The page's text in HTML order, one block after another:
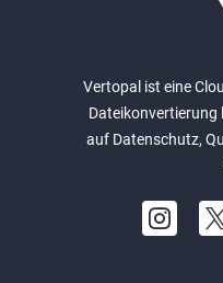
Vertopal ist eine
Dateikonvertierung
auf Datenschutz,